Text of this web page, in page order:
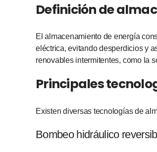
Definición de
El almacenamiento de energía
eléctrica, evitando desperdicios y
renovables intermitentes, como la
Principales
Existen diversas tecnologías de
Bombeo hidráulico